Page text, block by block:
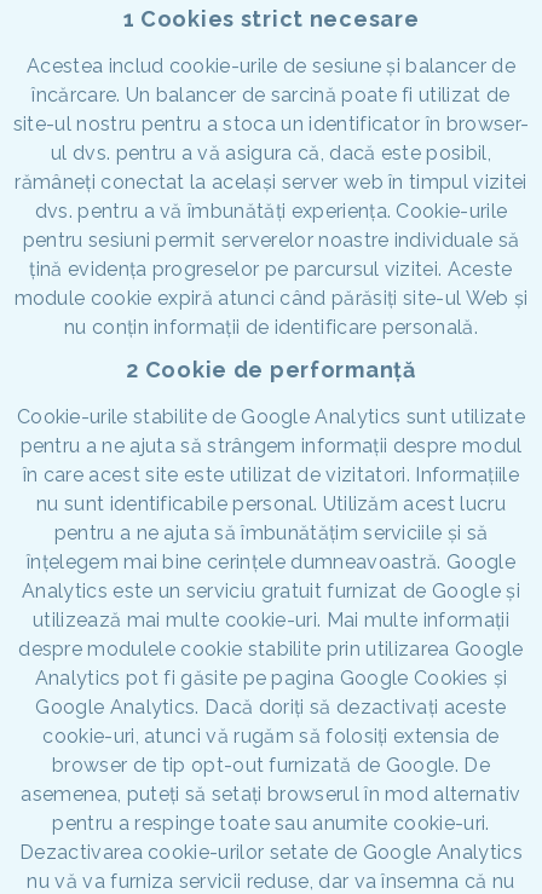
1 Cookies strict necesare
Acestea includ cookie-urile de sesiune și balancer de
încărcare. Un balancer de sarcină poate fi utilizat de
site-ul nostru pentru a stoca un identificator în browser-
ul dvs. pentru a vă asigura că, dacă este posibil,
rămâneți conectat la același server web în timpul vizitei
dvs. pentru a vă îmbunătăți experiența. Cookie-urile
pentru sesiuni permit serverelor noastre individuale să
țină evidența progreselor pe parcursul vizitei. Aceste
module cookie expiră atunci când părăsiți site-ul Web și
nu conțin informații de identificare personală.
2 Cookie de performanță
Cookie-urile stabilite de Google Analytics sunt utilizate
pentru a ne ajuta să strângem informații despre modul
în care acest site este utilizat de vizitatori. Informațiile
nu sunt identificabile personal. Utilizăm acest lucru
pentru a ne ajuta să îmbunătățim serviciile și să
înțelegem mai bine cerințele dumneavoastră. Google
Analytics este un serviciu gratuit furnizat de Google și
utilizează mai multe cookie-uri. Mai multe informații
despre modulele cookie stabilite prin utilizarea Google
Analytics pot fi găsite pe pagina Google Cookies și
Google Analytics. Dacă doriți să dezactivați aceste
cookie-uri, atunci vă rugăm să folosiți extensia de
browser de tip opt-out furnizată de Google. De
asemenea, puteți să setați browserul în mod alternativ
pentru a respinge toate sau anumite cookie-uri.
Dezactivarea cookie-urilor setate de Google Analytics
nu vă va furniza servicii reduse, dar va însemna că nu